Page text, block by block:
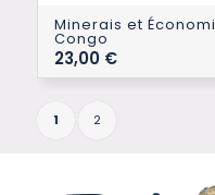
Minerais et
Congo
23,00 €
1 2